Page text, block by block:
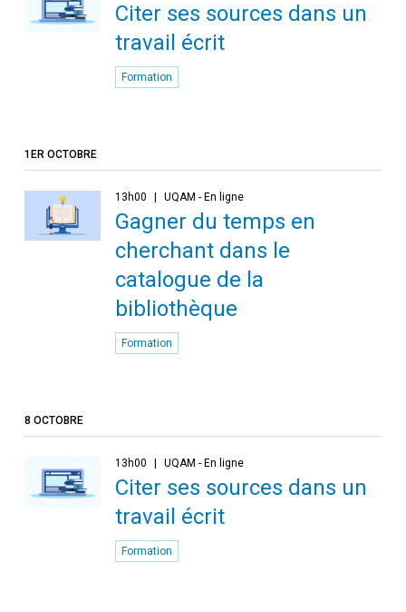
Citer ses sources dans un
travail écrit
Formation
1ER OCTOBRE
13h00 UQAM - En ligne
Gagner du temps en
cherchant dans le
catalogue de la
bibliothèque
Formation
8 OCTOBRE
13h00 UQAM - En ligne
Citer ses sources dans un
travail écrit
Formation